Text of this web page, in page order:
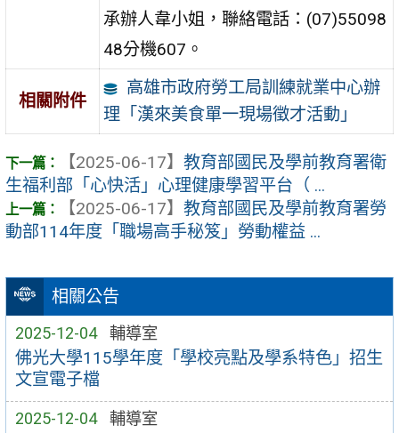
相關公告
2025-12-04 輔導室
佛光大學115學年度「學校亮點及學系特色」招生
文宣電子檔
2025-12-04 輔導室
承辦人韋小姐，聯絡電話：(07)55098
48分機607。
相關附件
高雄市政府勞工局訓練就業中心辦
理「漢來美食單一現場徵才活動」
【2025-06-17】 教育部國民及學前教育署衛
生福利部「心快活」心理健康學習平台（ ...
【2025-06-17】 教育部國民及學前教育署勞
動部114年度「職場高手秘笈」勞動權益 ...